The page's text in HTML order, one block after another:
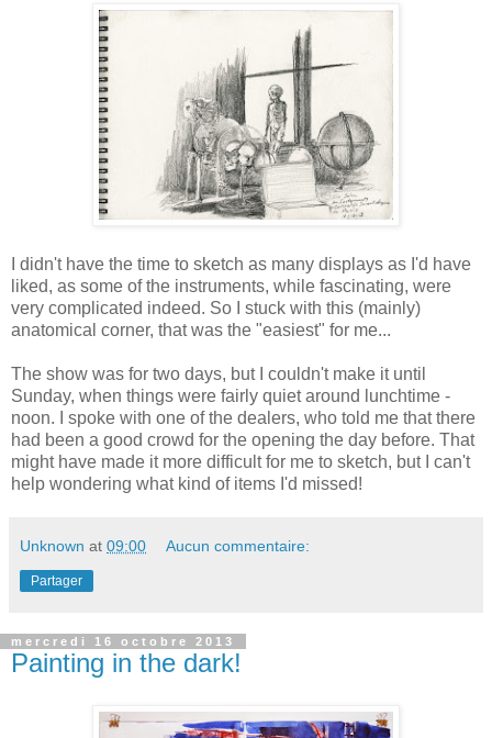
I didn't have the time to sketch as many displays as I'd have
liked, as some of the instruments, while fascinating, were
very complicated indeed. So I stuck with this (mainly)
anatomical corner, that was the "easiest" for me...
The show was for two days, but I couldn't make it until
Sunday, when things were fairly quiet around lunchtime -
noon. I spoke with one of the dealers, who told me that there
had been a good crowd for the opening the day before. That
might have made it more difficult for me to sketch, but I can't
help wondering what kind of items I'd missed!
Unknown at 09:00 Aucun commentaire:
Partager
mercredi 16 octobre 2013
Painting in the dark!